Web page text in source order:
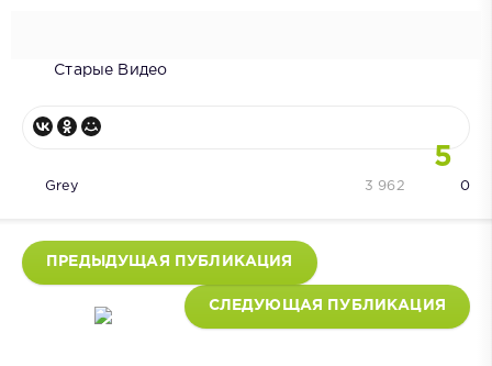
Старые Видео
5
Grey 0
3 962
ПРЕДЫДУЩАЯ ПУБЛИКАЦИЯ
СЛЕДУЮЩАЯ ПУБЛИКАЦИЯ